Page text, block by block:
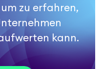
zu erfahren,
kann.